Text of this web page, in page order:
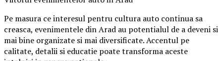
Pe masura ce interesul pentru cultura auto continua sa
creasca, evenimentele din Arad au potentialul de a deveni si
mai bine organizate si mai diversificate. Accentul pe
calitate, detalii si educatie poate transforma aceste